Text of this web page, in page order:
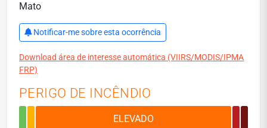
Mato
Notificar-me sobre esta ocorrência
Download área de interesse automática (VIIRS/MODIS/IPMA
FRP)
PERIGO DE INCÊNDIO